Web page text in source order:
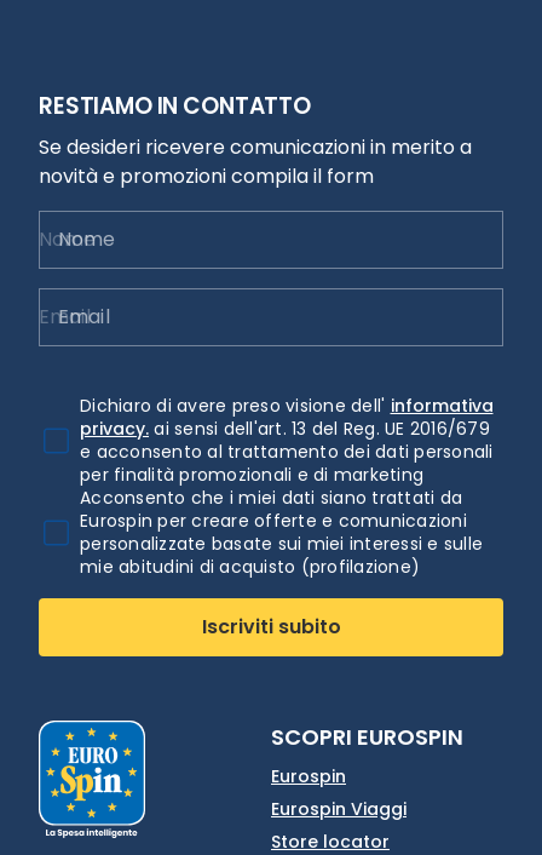
RESTIAMO IN CONTATTO
Se desideri ricevere comunicazioni in merito a
novità e promozioni compila il form
Nome
Email
Dichiaro di avere preso visione dell' informativa
privacy. ai sensi dell'art. 13 del Reg. UE 2016/679
e acconsento al trattamento dei dati personali
per finalità promozionali e di marketing
Acconsento che i miei dati siano trattati da
Eurospin per creare offerte e comunicazioni
personalizzate basate sui miei interessi e sulle
mie abitudini di acquisto (profilazione)
Iscriviti subito
SCOPRI EUROSPIN
Eurospin
Eurospin Viaggi
Store locator